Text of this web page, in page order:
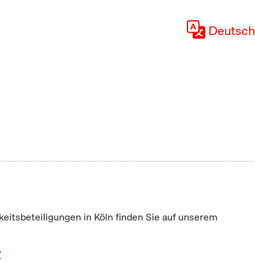
Deutsch
in Köln finden Sie auf unserem